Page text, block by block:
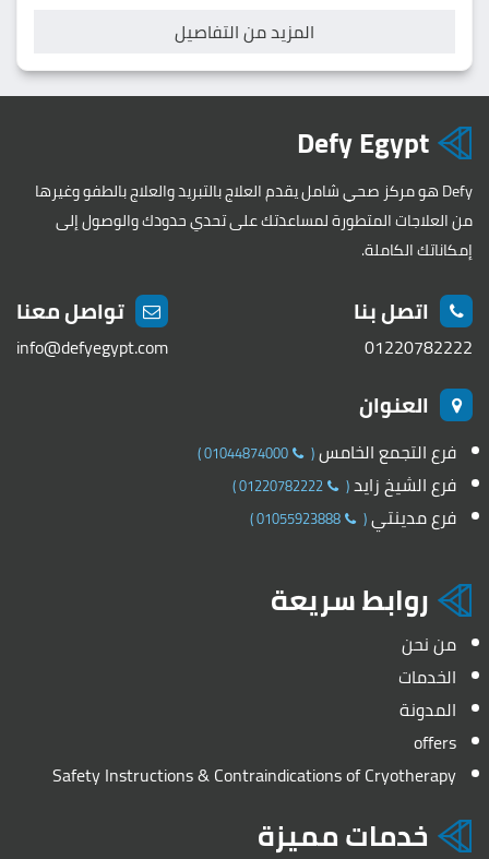
المزيد من التفاصيل
Defy Egypt
Defy هو مركز صحي شامل يقدم العلاج بالتبريد والعلاج بالطفو وغيرها
من العلاجات المتطورة لمساعدتك على تحدي حدودك والوصول إلى
إمكاناتك الكاملة.
اتصل بنا
01220782222
تواصل معنا
info@defyegypt.com
العنوان
فرع التجمع الخامس(
01044874000
)
فرع الشيخ زايد(
01220782222
)
فرع مدينتي(
01055923888
)
روابط سريعة
من نحن
الخدمات
المدونة
offers
Safety Instructions & Contraindications of Cryotherapy
خدمات مميزة